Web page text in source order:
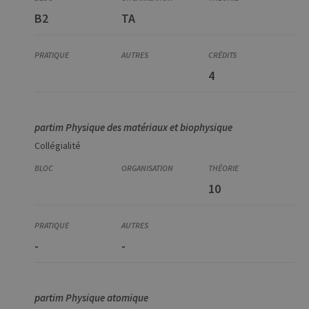
B2 TA
4
partim Physique des matériaux et biophysique
Collégialité
10
- -
partim Physique atomique